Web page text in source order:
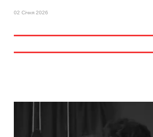
02 Січня 2026